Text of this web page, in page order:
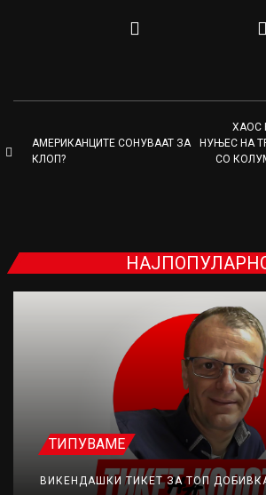
АМЕРИКАНЦИТЕ СОНУВААТ ЗА
КЛОП?
ХАОС
НУЊЕС НА
СО
ТИПУВАМЕ
ВИКЕНДАШКИ ТИКЕТ ЗА ТОП